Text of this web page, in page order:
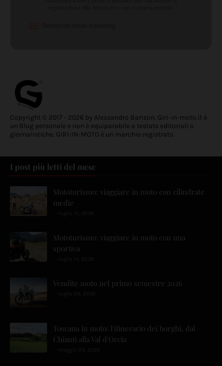
Copyright © 2017 - 2026 by Alessandro Barison. Giri-in-moto.it è
un Blog personale e non è equiparabile a testate editoriali o
giornalistiche. GIRI-IN-MOTO è un marchio registrato.
I post più letti del mese
Mototurismo: viaggiare in moto con cilindrate
medie
Mototurismo: viaggiare in moto con una
sportiva
Vendite moto nel primo semestre 2026
Toscana in moto: l'itinerario dei borghi, dal
Chianti alla Val d'Orcia